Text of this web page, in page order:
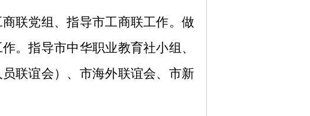
联党组、指导市工商联工作。做
。指导市中华职业教育社小组、
联谊会）、市海外联谊会、市新